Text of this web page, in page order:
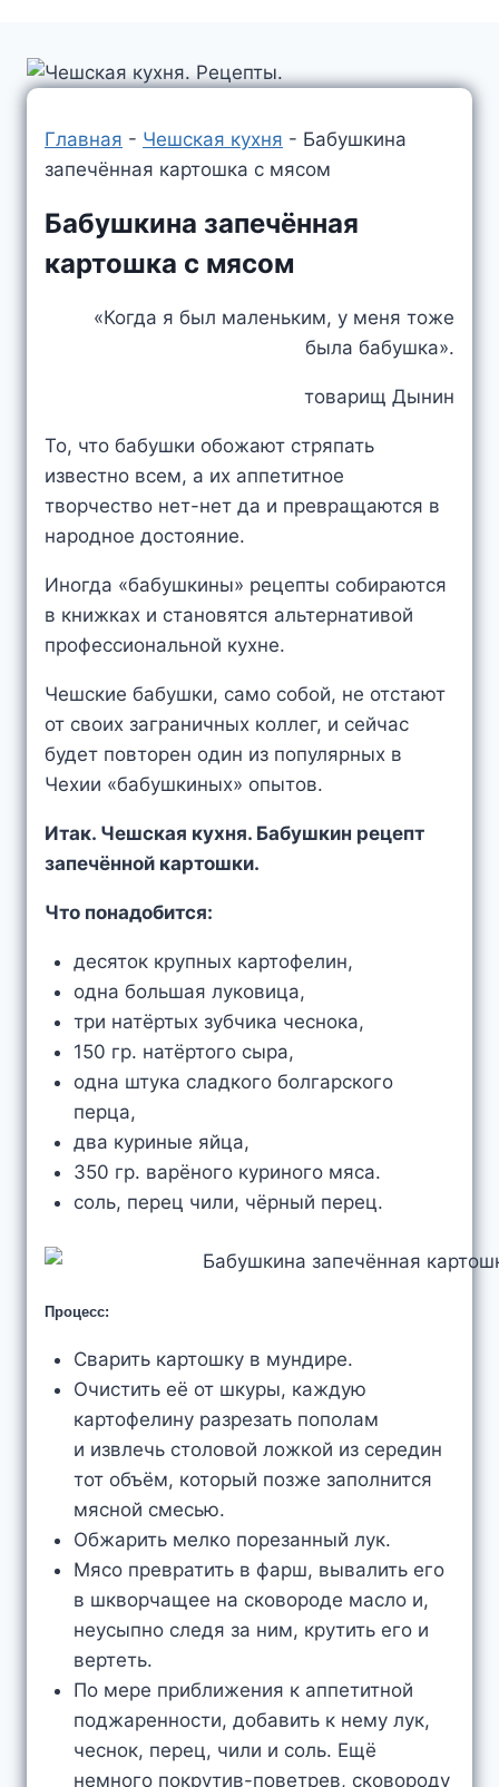
Главная - Чешская кухня - Бабушкина
запечённая картошка с мясом
Бабушкина запечённая
картошка с мясом
«Когда я был маленьким, у меня тоже
была бабушка».
товарищ Дынин
То, что бабушки обожают стряпать
известно всем, а их аппетитное
творчество нет-нет да и превращаются в
народное достояние.
Иногда «бабушкины» рецепты собираются
в книжках и становятся альтернативой
профессиональной кухне.
Чешские бабушки, само собой, не отстают
от своих заграничных коллег, и сейчас
будет повторен один из популярных в
Чехии «бабушкиных» опытов.
Итак. Чешская кухня. Бабушкин рецепт
запечённой картошки.
Что понадобится:
десяток крупных картофелин,
одна большая луковица,
три натёртых зубчика чеснока,
150 гр. натёртого сыра,
одна штука сладкого болгарского
перца,
два куриные яйца,
350 гр. варёного куриного мяса.
соль, перец чили, чёрный перец.
Процесс:
Сварить картошку в мундире.
Очистить её от шкуры, каждую
картофелину разрезать пополам
и извлечь столовой ложкой из середин
тот объём, который позже заполнится
мясной смесью.
Обжарить мелко порезанный лук.
Мясо превратить в фарш, вывалить его
в шкворчащее на сковороде масло и,
неусыпно следя за ним, крутить его и
вертеть.
По мере приближения к аппетитной
поджаренности, добавить к нему лук,
чеснок, перец, чили и соль. Ещё
немного покрутив-поветрев, сковороду